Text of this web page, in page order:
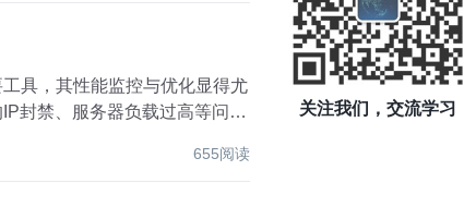
具，其性能监控与优化显得尤
封禁、服务器负载过高等问
655阅读
关注我们，交流学习